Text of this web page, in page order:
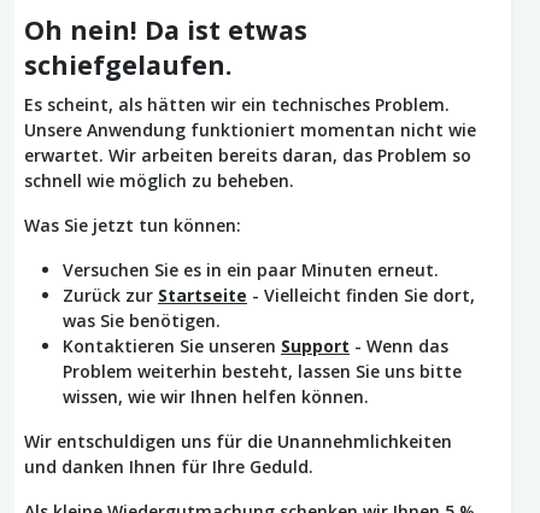
Oh nein! Da ist etwas
schiefgelaufen.
Es scheint, als hätten wir ein technisches Problem.
Unsere Anwendung funktioniert momentan nicht wie
erwartet. Wir arbeiten bereits daran, das Problem so
schnell wie möglich zu beheben.
Was Sie jetzt tun können:
Versuchen Sie es in ein paar Minuten erneut.
Zurück zur Startseite - Vielleicht finden Sie dort,
was Sie benötigen.
Kontaktieren Sie unseren Support - Wenn das
Problem weiterhin besteht, lassen Sie uns bitte
wissen, wie wir Ihnen helfen können.
Wir entschuldigen uns für die Unannehmlichkeiten
und danken Ihnen für Ihre Geduld.